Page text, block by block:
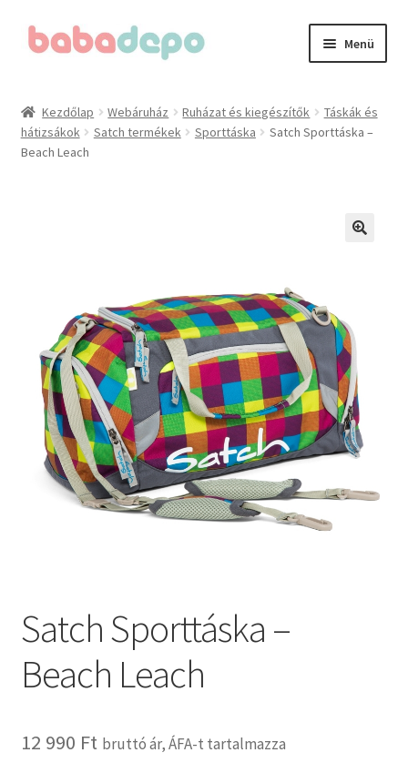
Ugrás
Kilépés
Menü
A fiókom
Cégünkről
Elérhetőségeink
Kosár
Pénztár
B.Toys termékeink
Bristle Blocks építőjátékok
Kezdőlap Webáruház Ruházat és kiegészítők
Táskák és
hátizsákok
Satch termékek Sporttáska
Satch Sporttáska –
Beach Leach
Satch Sporttáska –
Beach Leach
12 990 Ft bruttó ár, ÁFA-t tartalmazza